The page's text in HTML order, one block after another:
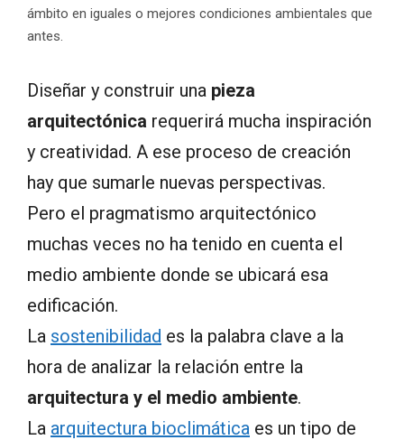
ámbito en iguales o mejores condiciones ambientales que
antes.
Diseñar y construir una pieza
arquitectónica requerirá mucha inspiración
y creatividad. A ese proceso de creación
hay que sumarle nuevas perspectivas.
Pero el pragmatismo arquitectónico
muchas veces no ha tenido en cuenta el
medio ambiente donde se ubicará esa
edificación.
La sostenibilidad es la palabra clave a la
hora de analizar la relación entre la
arquitectura y el medio ambiente.
La arquitectura bioclimática es un tipo de